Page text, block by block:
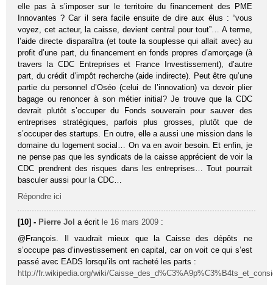
elle pas à s’imposer sur le territoire du financement des PME
Innovantes ? Car il sera facile ensuite de dire aux élus : “vous
voyez, cet acteur, la caisse, devient central pour tout”… A terme,
l’aide directe disparaîtra (et toute la souplesse qui allait avec) au
profit d’une part, du financement en fonds propres d’amorçage (à
travers la CDC Entreprises et France Investissement), d’autre
part, du crédit d’impôt recherche (aide indirecte). Peut être qu’une
partie du personnel d’Oséo (celui de l’innovation) va devoir plier
bagage ou renoncer à son métier initial? Je trouve que la CDC
devrait plutôt s’occuper du Fonds souverain pour sauver des
entreprises stratégiques, parfois plus grosses, plutôt que de
s’occuper des startups. En outre, elle a aussi une mission dans le
domaine du logement social… On va en avoir besoin. Et enfin, je
ne pense pas que les syndicats de la caisse apprécient de voir la
CDC prendrent des risques dans les entreprises… Tout pourrait
basculer aussi pour la CDC…
Répondre ici
[10] - Pierre Jol a écrit le 16 mars 2009 :
@François. Il vaudrait mieux que la Caisse des dépôts ne
s’occupe pas d’investissement en capital, car on voit ce qui s’est
passé avec EADS lorsqu’ils ont racheté les parts :
http://fr.wikipedia.org/wiki/